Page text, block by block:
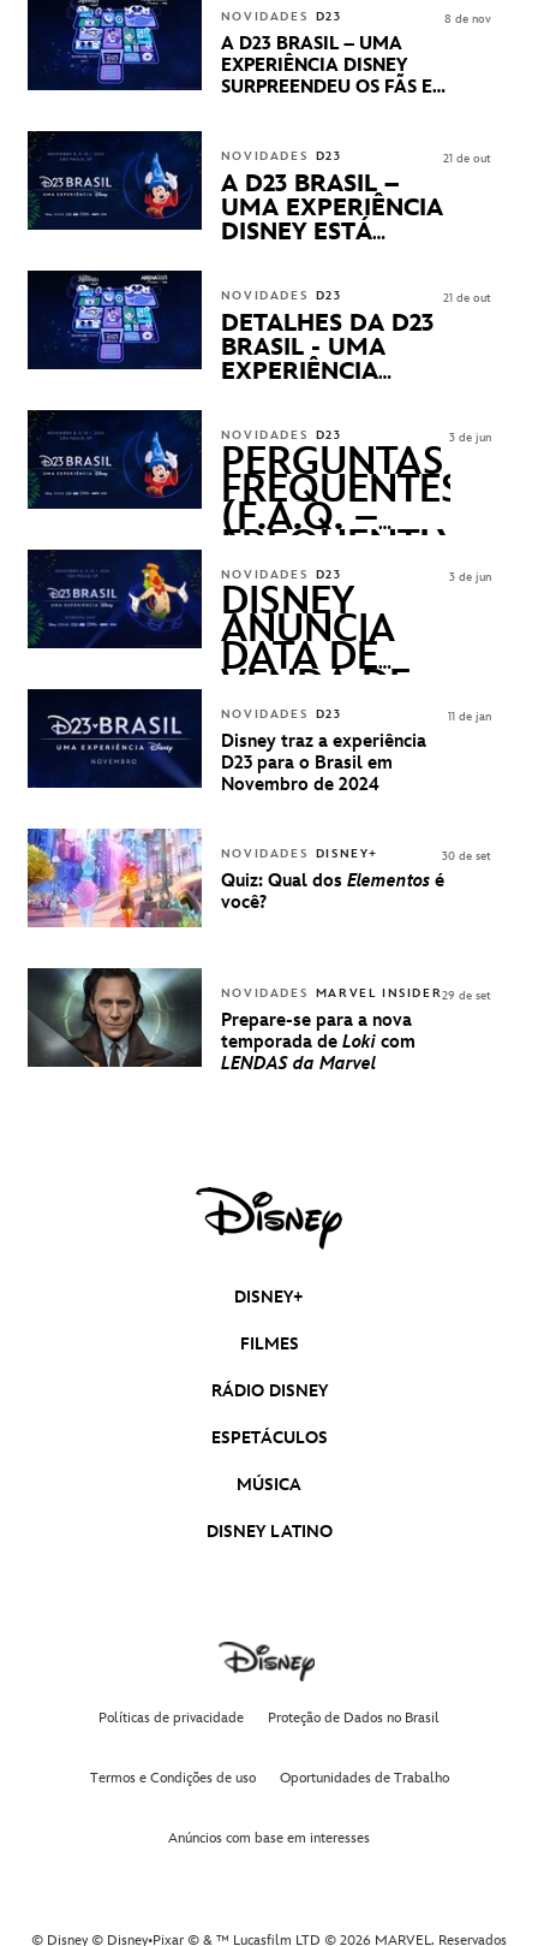
STUDIOS REVELARAM
PRÉVIAS E NOVIDADES
DOS SEUS PRÓXIMOS
LANÇAMENTOS
NOVIDADES D23
A D23 BRASIL – UMA
EXPERIÊNCIA DISNEY
SURPREENDEU OS FÃS EM
APRESENTAÇÕES E
PRODUTOS EXCLUSIVOS
NO TRANSAMÉRICA EXPO
CENTER EM SÃO PAULO
8 de nov
NOVIDADES D23
A D23 BRASIL –
UMA EXPERIÊNCIA
DISNEY ESTÁ
21 de out
NOVIDADES D23
DETALHES DA D23
BRASIL - UMA
EXPERIÊNCIA
21 de out
NOVIDADES D23
PERGUNTAS
FREQUENTES
(F.A.Q. –
FREQUENTLY
ASKED
QUESTIONS)
3 de jun
NOVIDADES D23
DISNEY
ANUNCIA
DATA DE
VENDA DE
INGRESSOS
PARA A D23
BRASIL -
UMA
DISNEY
3 de jun
NOVIDADES D23
Disney traz a experiência
D23 para o Brasil em
Novembro de 2024
11 de jan
NOVIDADES DISNEY+
Quiz: Qual dos Elementos é
você?
30 de set
NOVIDADES MARVEL INSIDER
Prepare-se para a nova
temporada de Loki com
LENDAS da Marvel
29 de set
DISNEY+
FILMES
RÁDIO DISNEY
ESPETÁCULOS
MÚSICA
DISNEY LATINO
Políticas de privacidade Proteção de Dados no Brasil
Termos e Condições de uso Oportunidades de Trabalho
Anúncios com base em interesses
© Disney © Disney•Pixar © & ™ Lucasfilm LTD © 2026 MARVEL. Reservados